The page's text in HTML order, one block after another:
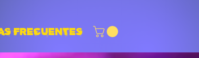
FRECUENTES